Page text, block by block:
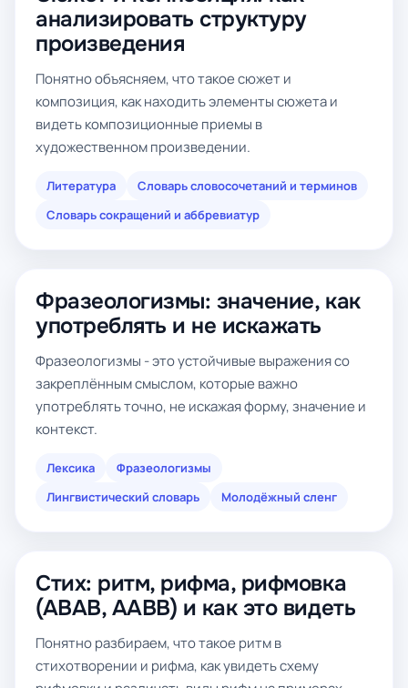
анализировать структуру
произведения
Понятно объясняем, что такое сюжет и
композиция, как находить элементы сюжета и
видеть композиционные приемы в
художественном произведении.
Литература
Словарь словосочетаний и терминов
Словарь сокращений и аббревиатур
Фразеологизмы: значение, как
употреблять и не искажать
Фразеологизмы - это устойчивые выражения со
закреплённым смыслом, которые важно
употреблять точно, не искажая форму, значение и
контекст.
Лексика
Фразеологизмы
Лингвистический словарь
Молодёжный сленг
Стих: ритм, рифма, рифмовка
(ABAB, AABB) и как это видеть
Понятно разбираем, что такое ритм в
стихотворении и рифма, как увидеть схему